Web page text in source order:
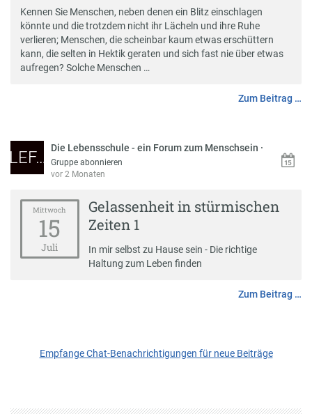
Kennen Sie Menschen, neben denen ein Blitz einschlagen
könnte und die trotzdem nicht ihr Lächeln und ihre Ruhe
verlieren; Menschen, die scheinbar kaum etwas erschüttern
kann, die selten in Hektik geraten und sich fast nie über etwas
aufregen? Solche Menschen …
Zum Beitrag …
LEF… Die Lebensschule - ein Forum zum Menschsein ·
Gruppe abonnieren
vor 2 Monaten
Mittwoch
15
Juli
Gelassenheit in stürmischen
Zeiten 1
In mir selbst zu Hause sein - Die richtige
Haltung zum Leben finden
Zum Beitrag …
Empfange Chat-Benachrichtigungen für neue Beiträge